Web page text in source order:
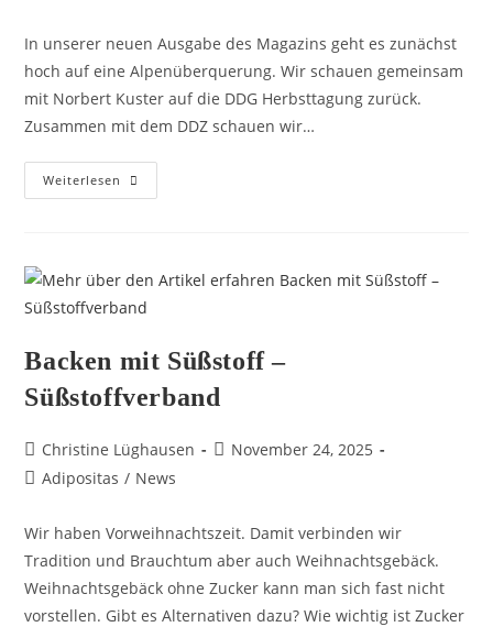
In unserer neuen Ausgabe des Magazins geht es zunächst
hoch auf eine Alpenüberquerung. Wir schauen gemeinsam
mit Norbert Kuster auf die DDG Herbsttagung zurück.
Zusammen mit dem DDZ schauen wir…
Weiterlesen
Backen mit Süßstoff –
Süßstoffverband
Christine Lüghausen
November 24, 2025
Adipositas / News
Wir haben Vorweihnachtszeit. Damit verbinden wir
Tradition und Brauchtum aber auch Weihnachtsgebäck.
Weihnachtsgebäck ohne Zucker kann man sich fast nicht
vorstellen. Gibt es Alternativen dazu? Wie wichtig ist Zucker